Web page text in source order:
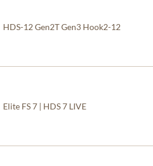
HDS-12 Gen2T Gen3 Hook2-12
Elite FS 7 | HDS 7 LIVE